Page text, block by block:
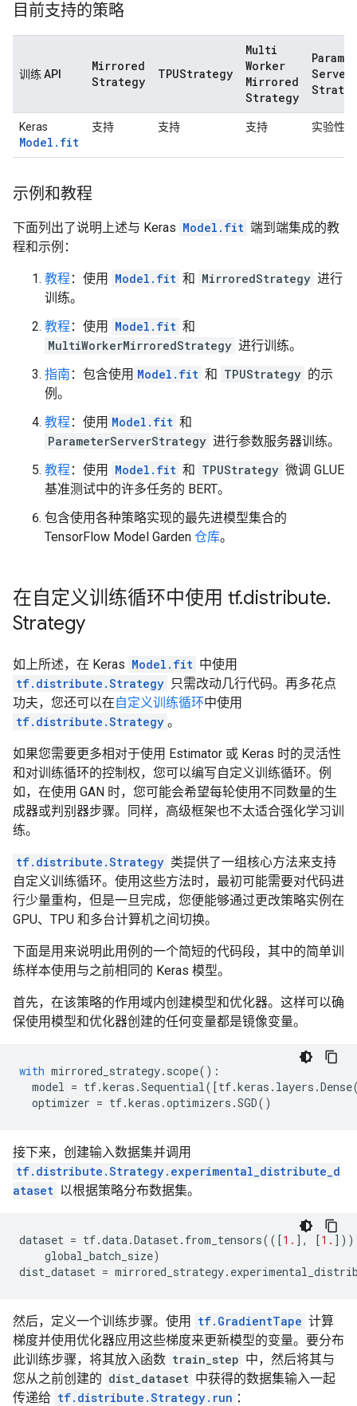
目前支持的策略
训练 API
Mirrored
Strategy
TPUStrategy
Multi
Worker
Mirrored
Strategy
Server
Keras
Model.fit
支持 支持 支持 实验性
示例和教程
下面列出了说明上述与 Keras Model.fit 端到端集成的教
程和示例：
教程 ：使用 Model.fit 和 MirroredStrategy 进行
训练。
教程 ：使用 Model.fit 和
MultiWorkerMirroredStrategy 进行训练。
指南 ：包含使用 Model.fit 和 TPUStrategy 的示
例。
教程 ：使用 Model.fit 和
ParameterServerStrategy 进行参数服务器训练。
教程 ：使用 Model.fit 和 TPUStrategy 微调 GLUE
基准测试中的许多任务的 BERT。
包含使用各种策略实现的最先进模型集合的
TensorFlow Model Garden 仓库。
在自定义训练循环中使用 tf.distribute.
Strategy
如上所述，在 Keras Model.fit 中使用
tf.distribute.Strategy 只需改动几行代码。再多花点
功夫，您还可以在自定义训练循环中使用
tf.distribute.Strategy 。
如果您需要更多相对于使用 Estimator 或 Keras 时的灵活性
和对训练循环的控制权，您可以编写自定义训练循环。例
如，在使用 GAN 时，您可能会希望每轮使用不同数量的生
成器或判别器步骤。同样，高级框架也不太适合强化学习训
练。
tf.distribute.Strategy 类提供了一组核心方法来支持
自定义训练循环。使用这些方法时，最初可能需要对代码进
行少量重构，但是一旦完成，您便能够通过更改策略实例在
GPU、TPU 和多台计算机之间切换。
下面是用来说明此用例的一个简短的代码段，其中的简单训
练样本使用与之前相同的 Keras 模型。
首先，在该策略的作用域内创建模型和优化器。这样可以确
保使用模型和优化器创建的任何变量都是镜像变量。
with mirrored_strategy. scope():
model = tf.keras .Sequential([tf.keras . layers .Dense
optimizer = tf.keras .optimizers .SGD()
接下来，创建输入数据集并调用
tf.distribute.Strategy.experimental_distribute_d
ataset 以根据策略分布数据集。
dataset = tf.data.Dataset. from_tensors(([1. ], [1. ]))
global_batch_size)
dist_dataset = mirrored_strategy.
然后，定义一个训练步骤。使用 tf.GradientTape 计算
梯度并使用优化器应用这些梯度来更新模型的变量。要分布
此训练步骤，将其放入函数 train_step 中，然后将其与
您从之前创建的 dist_dataset 中获得的数据集输入一起
传递给 tf.distribute.Strategy.run ：